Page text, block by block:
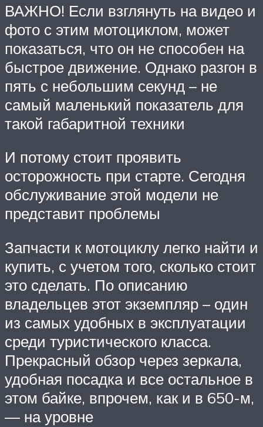
ВАЖНО! Если взглянуть на видео и
фото с этим мотоциклом, может
показаться, что он не способен на
быстрое движение. Однако разгон в
пять с небольшим секунд – не
самый маленький показатель для
такой габаритной техники
И потому стоит проявить
осторожность при старте. Сегодня
обслуживание этой модели не
представит проблемы
Запчасти к мотоциклу легко найти и
купить, с учетом того, сколько стоит
это сделать. По описанию
владельцев этот экземпляр – один
из самых удобных в эксплуатации
среди туристического класса.
Прекрасный обзор через зеркала,
удобная посадка и все остальное в
этом байке, впрочем, как и в 650-м,
— на уровне